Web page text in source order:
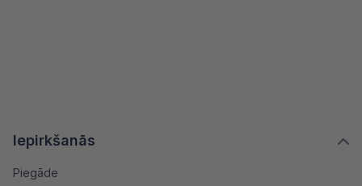
Iepirkšanās
Piegāde